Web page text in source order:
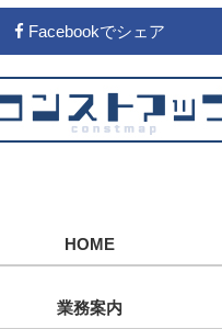
Facebookでシェア
HOME
業務案内